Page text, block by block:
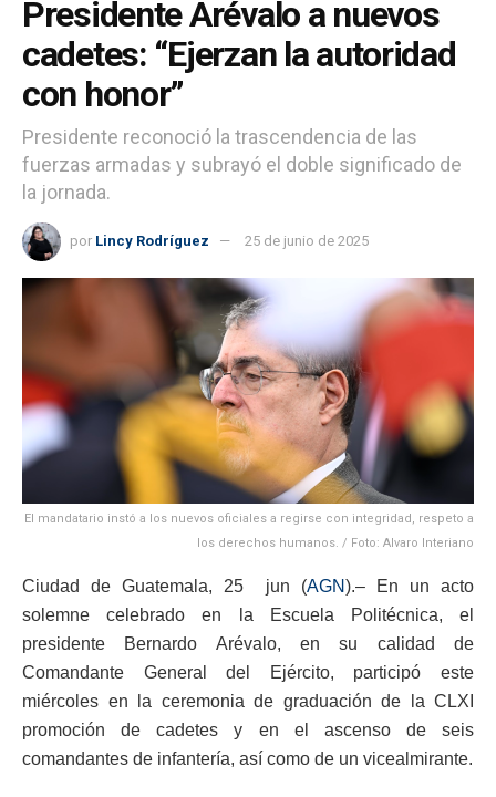
Presidente Arévalo a nuevos
cadetes: “Ejerzan la autoridad
con honor”
Presidente reconoció la trascendencia de las
fuerzas armadas y subrayó el doble significado de
la jornada.
por Lincy Rodríguez 25 de junio de 2025
El mandatario instó a los nuevos oficiales a regirse con integridad, respeto a
los derechos humanos. / Foto: Alvaro Interiano
Ciudad de Guatemala, 25 jun (AGN).– En un acto
solemne celebrado en la Escuela Politécnica, el
presidente Bernardo Arévalo, en su calidad de
Comandante General del Ejército, participó este
miércoles en la ceremonia de graduación de la CLXI
promoción de cadetes y en el ascenso de seis
comandantes de infantería, así como de un vicealmirante.